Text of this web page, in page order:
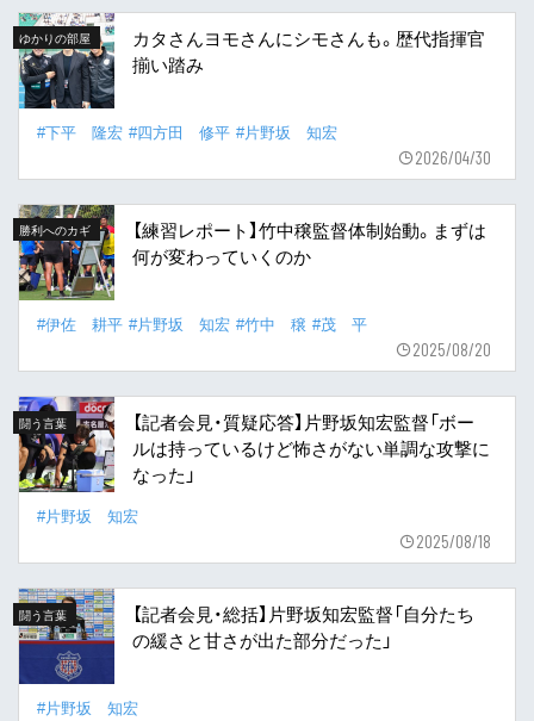
ゆかりの部屋
カタさんヨモさんにシモさんも。歴代指揮官
揃い踏み
#下平 隆宏 #四方田 修平 #片野坂 知宏
2026/04/30
勝利へのカギ
【練習レポート】竹中穣監督体制始動。まずは
何が変わっていくのか
#伊佐 耕平 #片野坂 知宏 #竹中 穣 #茂 平
2025/08/20
闘う言葉
【記者会見・質疑応答】片野坂知宏監督「ボー
ルは持っているけど怖さがない単調な攻撃に
なった」
#片野坂 知宏
2025/08/18
闘う言葉
【記者会見・総括】片野坂知宏監督「自分たち
の緩さと甘さが出た部分だった」
#片野坂 知宏